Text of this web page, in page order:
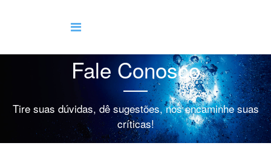
Fale Conosco
Tire suas dúvidas, dê sugestões, nos encaminhe suas
críticas!